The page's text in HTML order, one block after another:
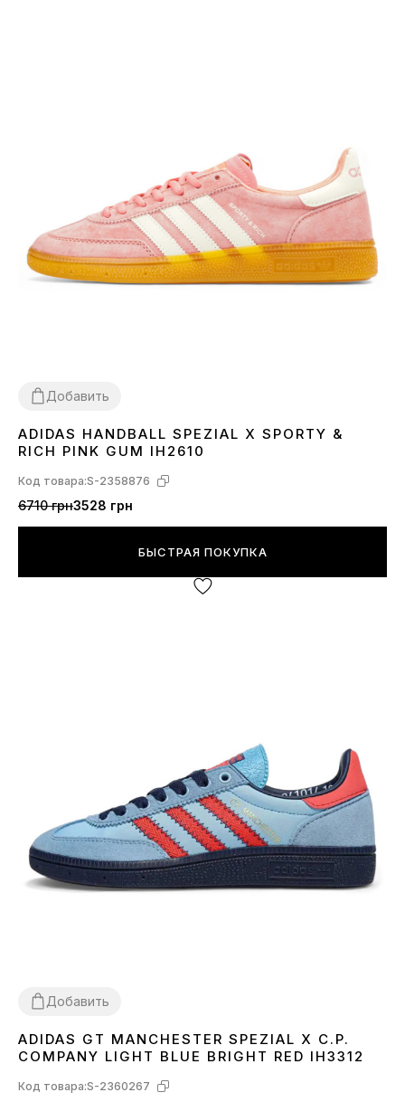
Добавить
37 3840 41
ADIDAS HANDBALL SPEZIAL X SPORTY &
RICH PINK GUM IH2610
Код товара:S-2358876
6710 грн3528 грн
БЫСТРАЯ ПОКУПКА
Добавить
38 39414243 4445
ADIDAS GT MANCHESTER SPEZIAL X C.P.
COMPANY LIGHT BLUE BRIGHT RED IH3312
Код товара:S-2360267